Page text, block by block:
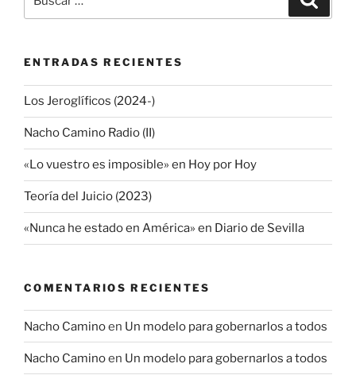
por:
ENTRADAS RECIENTES
Los Jeroglíficos (2024-)
Nacho Camino Radio (II)
«Lo vuestro es imposible» en Hoy por Hoy
Teoría del Juicio (2023)
«Nunca he estado en América» en Diario de Sevilla
COMENTARIOS RECIENTES
Nacho Caminoen Un modelo para gobernarlos a todos
Nacho Caminoen Un modelo para gobernarlos a todos